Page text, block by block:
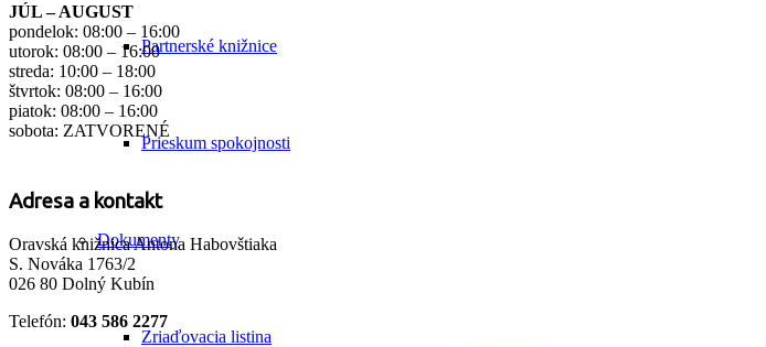
Partnerské knižnice
Prieskum spokojnosti
Dokumenty
Zriaďovacia listina
JÚL – AUGUST
pondelok: 08:00 – 16:00
utorok: 08:00 – 16:00
streda: 10:00 – 18:00
štvrtok: 08:00 – 16:00
piatok: 08:00 – 16:00
sobota: ZATVORENÉ
Adresa a kontakt
Oravská knižnica Antona Habovštiaka
S. Nováka 1763/2
026 80 Dolný Kubín
Telefón: 043 586 2277